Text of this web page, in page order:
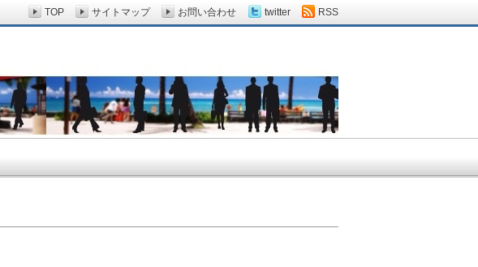
twitter RSS
TOP サイトマップ お問い合わせ